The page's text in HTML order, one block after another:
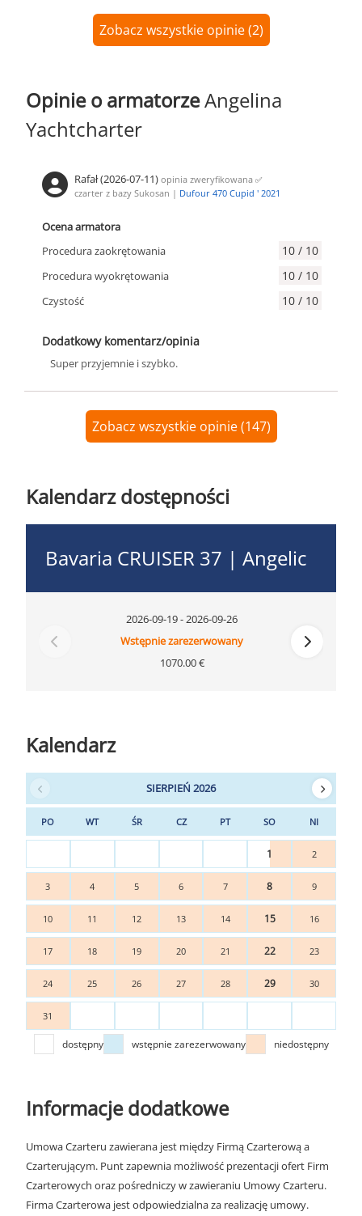
Zobacz wszystkie opinie (2)
Opinie o armatorzeAngelina
Yachtcharter
Rafał (2026-07-11) opinia zweryfikowana ✅
czarter z bazy Sukosan | Dufour 470 Cupid ' 2021
Ocena armatora
Procedura zaokrętowania
10 / 10
Procedura wyokrętowania 10 / 10
Czystość 10 / 10
Dodatkowy komentarz/opinia
Super przyjemnie i szybko.
Zobacz wszystkie opinie (147)
Kalendarz dostępności
Bavaria CRUISER 37 | Angelic
2026-09-19 - 2026-09-26
Wstępnie zarezerwowany
1070.00 €
Kalendarz
SIERPIEŃ 2026
PO WT ŚR CZ PT SO NI
1 2
3 4 5 6 7 8 9
10 11 12 13 14 15 16
17 18 19 20 21 22 23
24 25 26 27 28 29 30
31
dostępny wstępnie zarezerwowany niedostępny
Informacje dodatkowe
Umowa Czarteru zawierana jest między Firmą Czarterową a
Czarterującym. Punt zapewnia możliwość prezentacji ofert Firm
Czarterowych oraz pośredniczy w zawieraniu Umowy Czarteru.
Firma Czarterowa jest odpowiedzialna za realizację umowy.